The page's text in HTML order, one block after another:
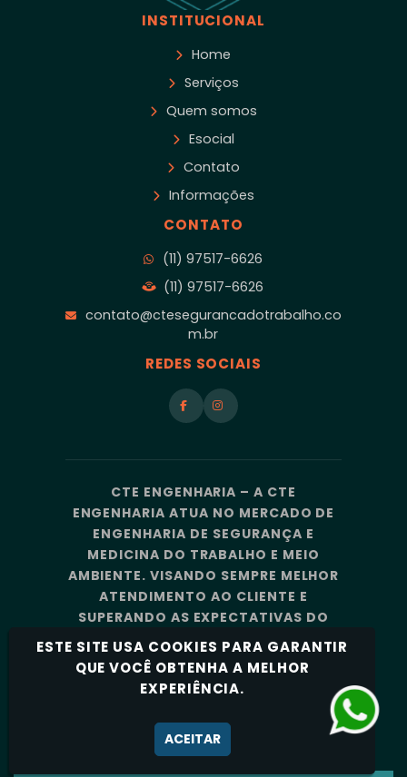
INSTITUCIONAL
Home
Serviços
Quem somos
Esocial
Contato
Informações
CONTATO
(11) 97517-6626
(11) 97517-6626
contato@ctesegurancadotrabalho.co
m.br
REDES SOCIAIS
CTE ENGENHARIA – A CTE
ENGENHARIA ATUA NO MERCADO DE
ENGENHARIA DE SEGURANÇA E
MEDICINA DO TRABALHO E MEIO
AMBIENTE. VISANDO SEMPRE MELHOR
ATENDIMENTO AO CLIENTE E
SUPERANDO AS EXPECTATIVAS DO
MERCADO, A CTE ENGENHARIA
CONTA COM UMA EQUIPE DE
PROFISSIONAIS ALTAMENTE
Política de Privacidade
ESTE SITE USA COOKIES PARA GARANTIR
QUE VOCÊ OBTENHA A MELHOR
EXPERIÊNCIA.
ACEITAR